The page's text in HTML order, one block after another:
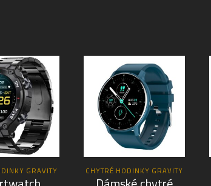
GRAVITY CHYTRÉ HODINKY GRAVITY